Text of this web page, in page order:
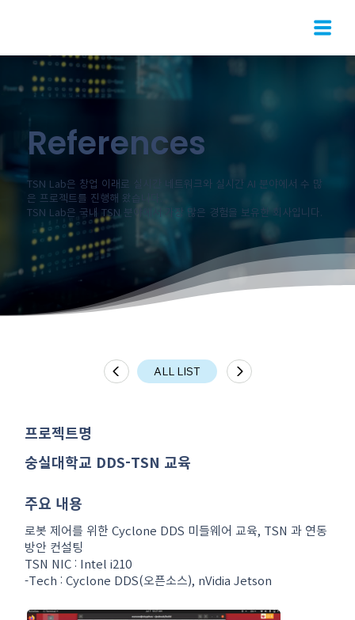
References
TSN Lab은 창업 이래로 실시간 네트워크와 실시간 AI 분야에서 수 많
은 프로젝트를 진행해 왔습니다.
TSN Lab은 국내 TSN 분야에서 가장 많은 경험을 보유한 회사입니다.
ALL LIST
​프로젝트명
숭실대학교 DDS-TSN 교육
주요 내용
로봇 제어를 위한 Cyclone DDS 미들웨어 교육, TSN 과 연동
방안 컨설팅
TSN NIC : Intel i210
-Tech : Cyclone DDS(오픈소스), nVidia Jetson